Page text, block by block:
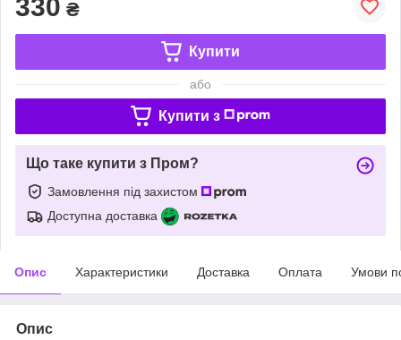
330 ₴
Купити
або
Купити з
Що таке купити з Пром?
Замовлення під захистом
Доступна доставка
Опис Характеристики Доставка Оплата Умови
Опис